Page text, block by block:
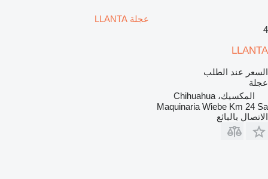
عجلة LLANTA
4
LLANTA
السعر عند الطلب
عجلة
المكسيك، Chihuahua
Maquinaria Wiebe Km 24 Sa
الاتصال بالبائع